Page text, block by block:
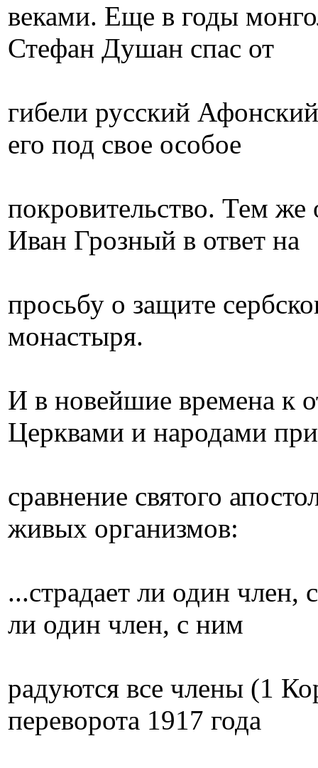
веками. Еще в годы
Стефан Душан спас от
гибели русский
его под свое особое
покровительство. Тем же
Иван Грозный в ответ на
просьбу о защите
монастыря.
И в новейшие времена к
Церквами и народами
сравнение святого
живых организмов:
...страдает ли один член,
ли один член, с ним
радуются все члены (1
переворота 1917 года